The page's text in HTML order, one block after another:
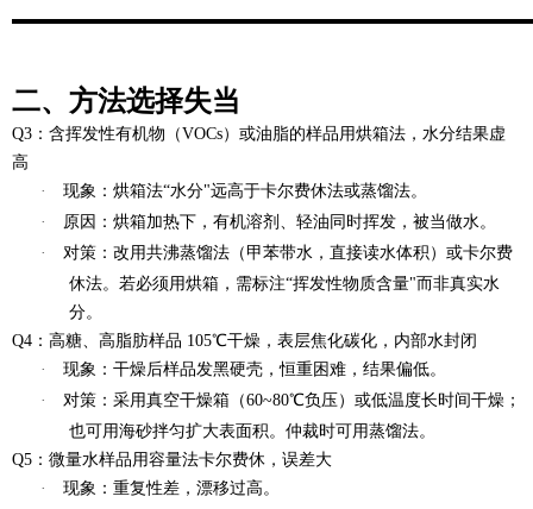
二、方法选择失当
Q3：含挥发性有机物（VOCs）或油脂的样品用烘箱法，水分结果虚
高
·
现象 ：烘箱法“水分"远高于卡尔费休法或蒸馏法。
·
原因 ：烘箱加热下，有机溶剂、轻油同时挥发，被当做水。
·
对策 ：改用共沸蒸馏法（甲苯带水，直接读水体积）或卡尔费
休法。若必须用烘箱，需标注“挥发性物质含量"而非真实水
分。
Q4：高糖、高脂肪样品 105℃干燥，表层焦化碳化，内部水封闭
·
现象 ：干燥后样品发黑硬壳，恒重困难，结果偏低。
·
对策 ：采用真空干燥箱（60~80℃负压）或低温度长时间干燥；
也可用海砂拌匀扩大表面积。仲裁时可用蒸馏法。
Q5：微量水样品用容量法卡尔费休，误差大
·
现象 ：重复性差，漂移过高。